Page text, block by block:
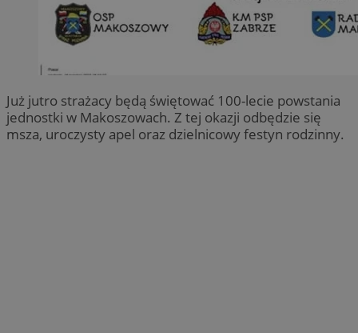
Już jutro strażacy będą świętować 100-lecie powstania
jednostki w Makoszowach. Z tej okazji odbędzie się
msza, uroczysty apel oraz dzielnicowy festyn rodzinny.